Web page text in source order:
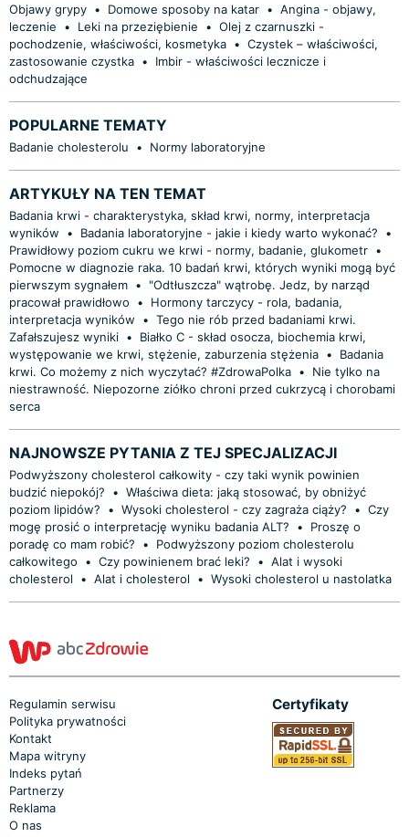
Objawy grypy • Domowe sposoby na katar • Angina - objawy,
leczenie
• Leki na przeziębienie • Olej z czarnuszki -
pochodzenie, właściwości, kosmetyka • Czystek – właściwości,
zastosowanie czystka •
Imbir - właściwości lecznicze i
odchudzające
POPULARNE TEMATY
Badanie cholesterolu • Normy laboratoryjne
ARTYKUŁY NA TEN TEMAT
Badania krwi - charakterystyka, skład krwi, normy, interpretacja
wyników
• Badania laboratoryjne - jakie i kiedy warto wykonać?
•
Prawidłowy poziom cukru we krwi - normy, badanie, glukometr •
Pomocne w diagnozie raka. 10 badań krwi, których wyniki mogą być
pierwszym sygnałem •
"Odtłuszcza" wątrobę. Jedz, by narząd
pracował prawidłowo
•
Hormony tarczycy - rola, badania,
interpretacja wyników
• Tego nie rób przed badaniami krwi.
Zafałszujesz wyniki •
Białko C - skład osocza, biochemia krwi,
występowanie we krwi, stężenie, zaburzenia stężenia •
Badania
krwi. Co możemy z nich wyczytać? #ZdrowaPolka •
Nie tylko na
niestrawność. Niepozorne ziółko chroni przed cukrzycą i chorobami
serca
NAJNOWSZE PYTANIA Z TEJ SPECJALIZACJI
Podwyższony cholesterol całkowity - czy taki wynik powinien
budzić niepokój?
• Właściwa dieta: jaką stosować, by obniżyć
poziom lipidów?
• Wysoki cholesterol - czy zagraża ciąży? • Czy
mogę prosić o interpretację wyniku badania ALT?
•
Proszę o
poradę co mam robić?
•
Podwyższony poziom cholesterolu
całkowitego
• Czy powinienem brać leki? • Alat i wysoki
cholesterol
• Alat i cholesterol • Wysoki cholesterol u nastolatka
Regulamin serwisu
Polityka prywatności
Kontakt
Mapa witryny
Indeks pytań
Partnerzy
Reklama
O nas
Certyfikaty